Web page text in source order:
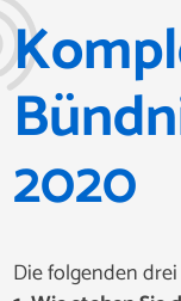
2020
Die folgenden